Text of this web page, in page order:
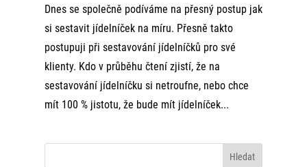
Dnes se společně podíváme na přesný postup jak
si sestavit jídelníček na míru. Přesně takto
postupuji při sestavování jídelníčků pro své
klienty. Kdo v průběhu čtení zjistí, že na
sestavování jídelníčku si netroufne, nebo chce
mít 100 % jistotu, že bude mít jídelníček...